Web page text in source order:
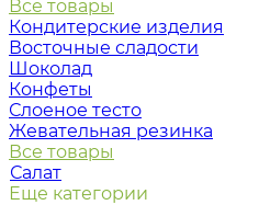
Все товары
Кондитерские изделия
Восточные сладости
Шоколад
Конфеты
Слоеное тесто
Жевательная резинка
Все товары
Салат
Еще категории